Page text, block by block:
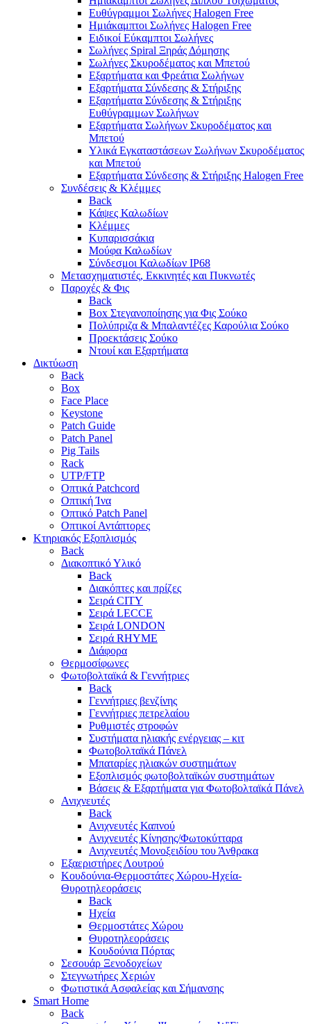
Ευθύγραμμοι Σωλήνες Halogen Free
Ημιάκαμπτοι Σωλήνες Halogen Free
Ειδικοί Εύκαμπτοι Σωλήνες
Σωλήνες Spiral Ξηράς Δόμησης
Σωλήνες Σκυροδέματος και Μπετού
Εξαρτήματα και Φρεάτια Σωλήνων
Εξαρτήματα Σύνδεσης & Στήριξης
Εξαρτήματα Σύνδεσης & Στήριξης
Ευθύγραμμων Σωλήνων
Εξαρτήματα Σωλήνων Σκυροδέματος και
Μπετού
Υλικά Εγκαταστάσεων Σωλήνων Σκυροδέματος
και Μπετού
Εξαρτήματα Σύνδεσης & Στήριξης Halogen Free
Συνδέσεις & Κλέμμες
Back
Κάψες Καλωδίων
Κλέμμες
Κυπαρισσάκια
Μούφα Καλωδίων
Σύνδεσμοι Καλωδίων IP68
Μετασχηματιστές, Εκκινητές και Πυκνωτές
Παροχές & Φις
Back
Box Στεγανοποίησης για Φις Σούκο
Πολύπριζα & Μπαλαντέζες Καρούλια Σούκο
Προεκτάσεις Σούκο
Ντουί και Εξαρτήματα
Δικτύωση
Back
Box
Face Place
Keystone
Patch Guide
Patch Panel
Pig Tails
Rack
UTP/FTP
Οπτικά Patchcord
Οπτική Ίνα
Οπτικό Patch Panel
Οπτικοί Αντάπτορες
Κτηριακός Εξοπλισμός
Back
Διακοπτικό Υλικό
Back
Διακόπτες και πρίζες
Σειρά CITY
Σειρά LECCE
Σειρά LONDON
Σειρά RHYME
Διάφορα
Θερμοσίφωνες
Φωτοβολταϊκά & Γεννήτριες
Back
Γεννήτριες βενζίνης
Γεννήτριες πετρελαίου
Ρυθμιστές στροφών
Συστήματα ηλιακής ενέργειας – κιτ
Φωτοβολταϊκά Πάνελ
Μπαταρίες ηλιακών συστημάτων
Εξοπλισμός φωτοβολταϊκών συστημάτων
Βάσεις & Εξαρτήματα για Φωτοβολταϊκά Πάνελ
Ανιχνευτές
Back
Ανιχνευτές Καπνού
Ανιχνευτές Κίνησης/Φωτοκύτταρα
Ανιχνευτές Μονοξειδίου του Άνθρακα
Εξαεριστήρες Λουτρού
Κουδούνια-Θερμοστάτες Χώρου-Ηχεία-
Θυροτηλεοράσεις
Back
Ηχεία
Θερμοστάτες Χώρου
Θυροτηλεοράσεις
Κουδούνια Πόρτας
Σεσουάρ Ξενοδοχείων
Στεγνωτήρες Χεριών
Φωτιστικά Ασφαλείας και Σήμανσης
Smart Home
Back